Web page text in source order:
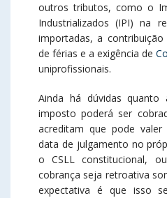
outros tributos, como o
Industrializados (IPI) na
importadas, a
de férias e a exigência de
uniprofissionais.
Ainda há dúvidas
imposto poderá ser
acreditam que pode
data de julgamento no
o CSLL constitucional,
cobrança seja retroativa
expectativa é que isso